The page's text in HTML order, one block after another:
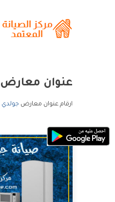
عنوان معارض
ارقام عنوان معارض جولدي